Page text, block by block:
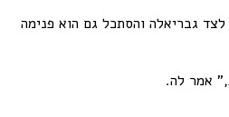
גבריאלה והסתכל גם הוא פנימה
אמר לה.